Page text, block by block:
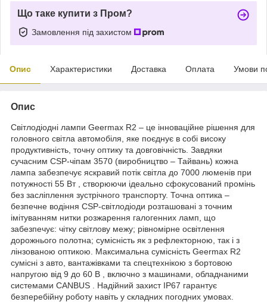
Що таке купити з Пром?
Замовлення під захистом
Опис Характеристики Доставка Оплата Умови
Опис
Світлодіодні лампи Geermax R2 – це інноваційне рішення для
головного світла автомобіля, яке поєднує в собі високу
продуктивність, точну оптику та довговічність. Завдяки
сучасним CSP-чіпам 3570 (виробництво – Тайвань) кожна
лампа забезпечує яскравий потік світла до 7000 люменів при
потужності 55 Вт , створюючи ідеально сфокусований промінь
без засліплення зустрічного транспорту. Точна оптика –
безпечне водіння CSP-світлодіоди розташовані з точним
імітуванням нитки розжарення галогенних ламп, що
забезпечує: чітку світлову межу; рівномірне освітлення
дорожнього полотна; сумісність як з рефлекторною, так і з
лінзованою оптикою. Максимальна сумісність Geermax R2
сумісні з авто, вантажівками та спецтехнікою з бортовою
напругою від 9 до 60 В , включно з машинами, обладнаними
системами CANBUS . Надійний захист IP67 гарантує
безперебійну роботу навіть у складних погодних умовах.